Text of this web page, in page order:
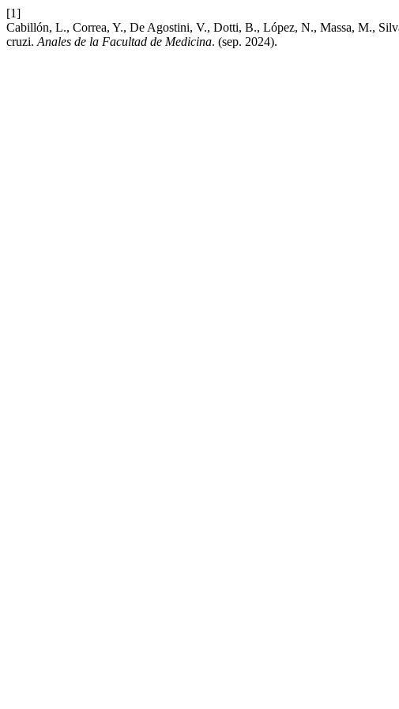
[1]
Cabillón, L., Correa, Y., De Agostini, V., Dotti, B., López, N., Massa, M.,
cruzi. Anales de la Facultad de Medicina. (sep. 2024).